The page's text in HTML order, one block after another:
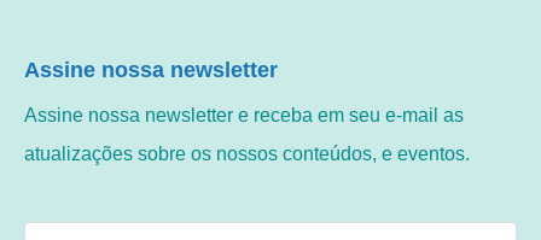
Assine nossa newsletter
Assine nossa newsletter e receba em seu e-mail as
atualizações sobre os nossos conteúdos, e eventos.